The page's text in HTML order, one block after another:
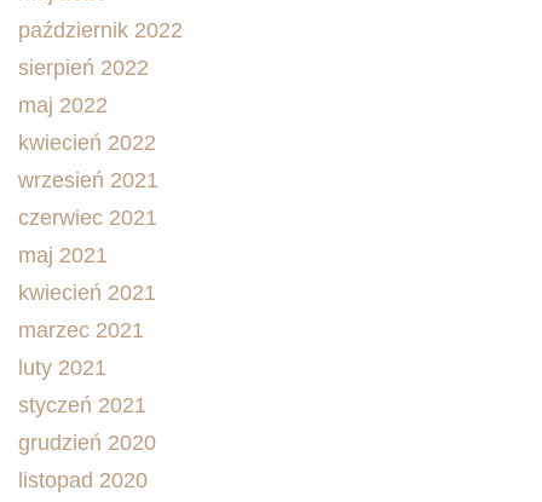
październik 2022
sierpień 2022
maj 2022
kwiecień 2022
wrzesień 2021
czerwiec 2021
maj 2021
kwiecień 2021
marzec 2021
luty 2021
styczeń 2021
grudzień 2020
listopad 2020